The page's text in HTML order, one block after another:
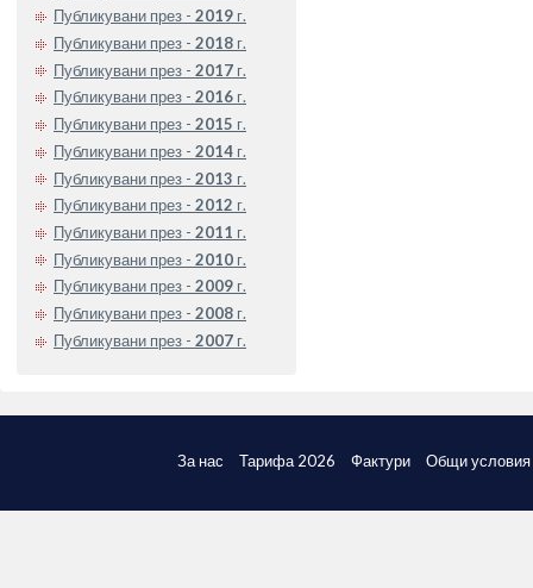
Публикувани през - 2019 г.
Публикувани през - 2018 г.
Публикувани през - 2017 г.
Публикувани през - 2016 г.
Публикувани през - 2015 г.
Публикувани през - 2014 г.
Публикувани през - 2013 г.
Публикувани през - 2012 г.
Публикувани през - 2011 г.
Публикувани през - 2010 г.
Публикувани през - 2009 г.
Публикувани през - 2008 г.
Публикувани през - 2007 г.
За нас Тарифа 2026 Фактури Общи условия